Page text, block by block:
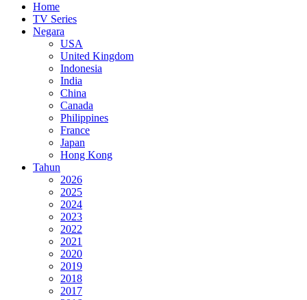
Home
TV Series
Negara
USA
United Kingdom
Indonesia
India
China
Canada
Philippines
France
Japan
Hong Kong
Tahun
2026
2025
2024
2023
2022
2021
2020
2019
2018
2017